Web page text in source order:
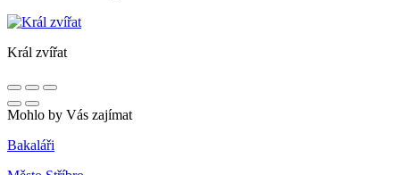
Král zvířat
Mohlo by Vás zajímat
Bakaláři